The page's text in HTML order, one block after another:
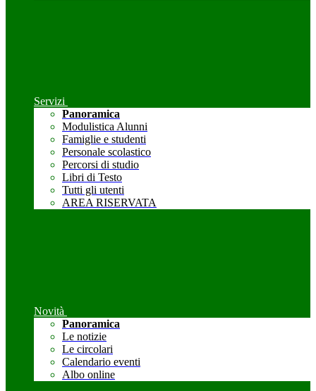
Servizi
Panoramica
Modulistica Alunni
Famiglie e studenti
Personale scolastico
Percorsi di studio
Libri di Testo
Tutti gli utenti
AREA RISERVATA
Novità
Panoramica
Le notizie
Le circolari
Calendario eventi
Albo online